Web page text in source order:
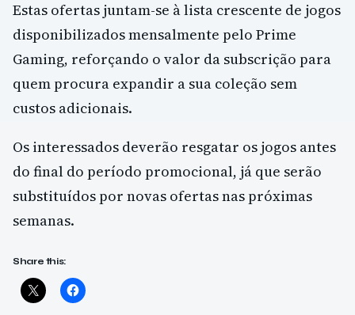
Estas ofertas juntam-se à lista crescente de jogos
disponibilizados mensalmente pelo Prime
Gaming, reforçando o valor da subscrição para
quem procura expandir a sua coleção sem
custos adicionais.
Os interessados deverão resgatar os jogos antes
do final do período promocional, já que serão
substituídos por novas ofertas nas próximas
semanas.
Share this: